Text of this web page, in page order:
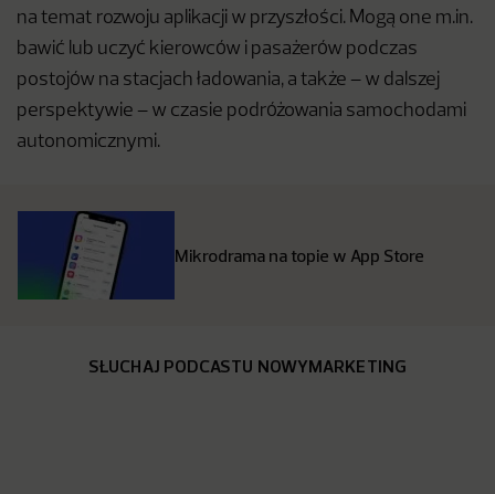
na temat rozwoju aplikacji w przyszłości. Mogą one m.in.
bawić lub uczyć kierowców i pasażerów podczas
postojów na stacjach ładowania, a także – w dalszej
perspektywie – w czasie podróżowania samochodami
autonomicznymi.
Mikrodrama na topie w App Store
SŁUCHAJ PODCASTU NOWYMARKETING